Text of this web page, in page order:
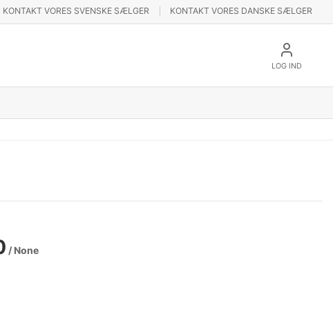
KONTAKT VORES SVENSKE SÆLGER KONTAKT VORES DANSKE SÆLGER
LOG IND
/ None